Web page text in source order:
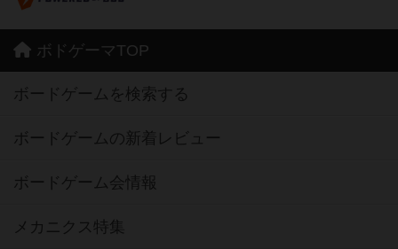
ボドゲーマTOP
ボードゲームを検索する
ボードゲームの新着レビュー
ボードゲーム会情報
メカニクス特集